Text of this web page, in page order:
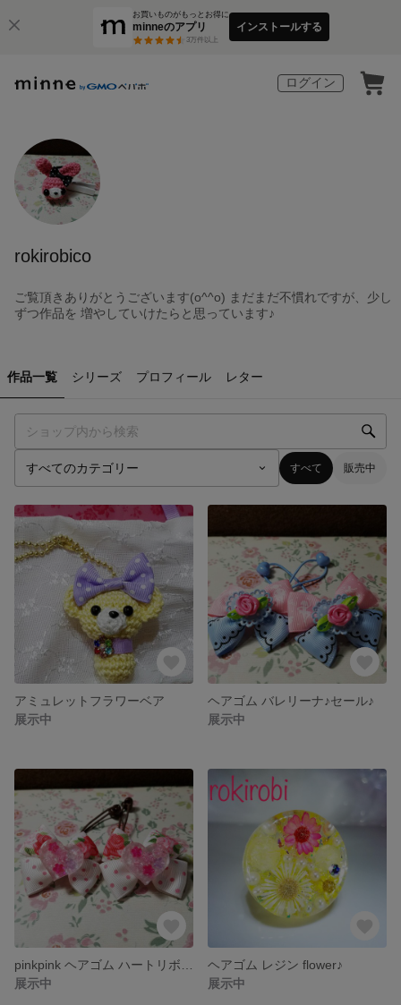
お買いものがもっとお得に
minneのアプリ
3万件以上
インストールする
ログイン
rokirobico
ご覧頂きありがとうございます(o^^o) まだまだ不慣れですが、少し
ずつ作品を 増やしていけたらと思っています♪
作品一覧 シリーズ プロフィール レター
すべて 販売中
アミュレットフラワーベア
展示中
ヘアゴム バレリーナ♪セール♪
展示中
展示中
ヘアゴム レジン flower♪
展示中